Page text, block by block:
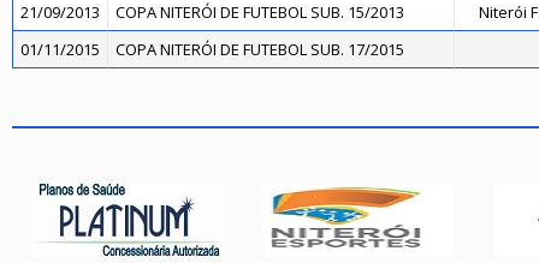
21/09/2013 COPA NITERÓI DE FUTEBOL SUB. 15/2013
Niterói
01/11/2015
COPA NITERÓI DE FUTEBOL SUB. 17/2015